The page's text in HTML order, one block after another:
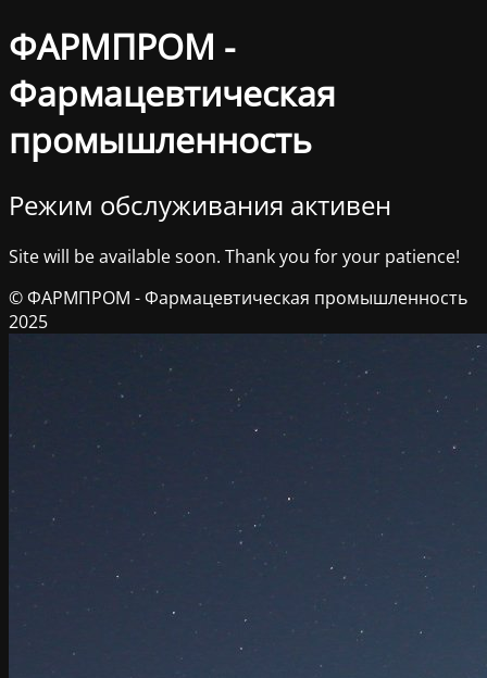
ФАРМПРОМ -
Фармацевтическая
промышленность
Режим обслуживания активен
Site will be available soon. Thank you for your patience!
© ФАРМПРОМ - Фармацевтическая промышленность
2025